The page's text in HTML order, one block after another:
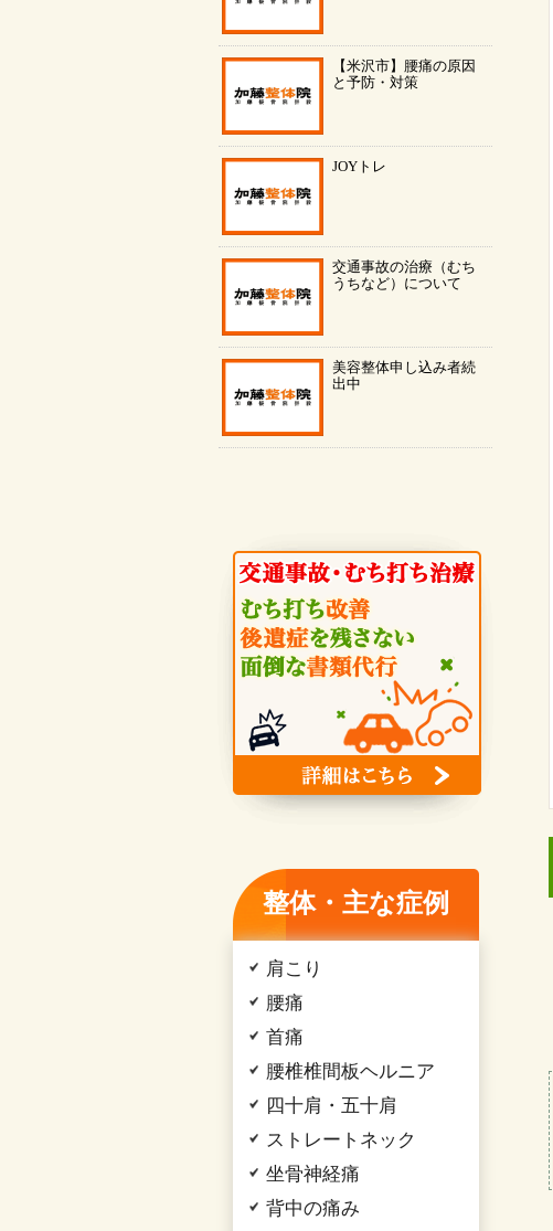
【米沢市】腰痛の原因
と予防・対策
JOYトレ
交通事故の治療（むち
うちなど）について
美容整体申し込み者続
出中
整体・主な症例
肩こり
腰痛
首痛
腰椎椎間板ヘルニア
四十肩・五十肩
ストレートネック
坐骨神経痛
背中の痛み